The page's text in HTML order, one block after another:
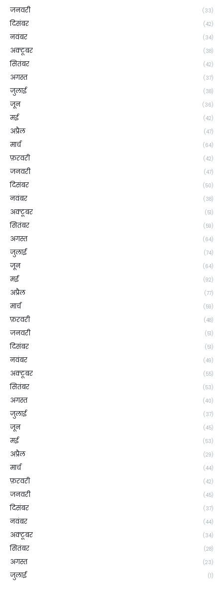
जनवरी (33)
दिसंबर (42)
नवंबर (34)
अक्टूबर (38)
सितंबर (42)
अगस्त (37)
जुलाई (38)
जून (36)
मई (42)
अप्रैल (47)
मार्च (64)
फ़रवरी (42)
जनवरी (47)
दिसंबर (50)
नवंबर (38)
अक्टूबर (51)
सितंबर (59)
अगस्त (64)
जुलाई (74)
जून (64)
मई (92)
अप्रैल (77)
मार्च (59)
फ़रवरी (48)
जनवरी (51)
दिसंबर (51)
नवंबर (49)
अक्टूबर (55)
सितंबर (53)
अगस्त (40)
जुलाई (37)
जून (45)
मई (53)
अप्रैल (29)
मार्च (44)
फ़रवरी (42)
जनवरी (45)
दिसंबर (37)
नवंबर (44)
अक्टूबर (34)
सितंबर (28)
अगस्त (23)
जुलाई (1)